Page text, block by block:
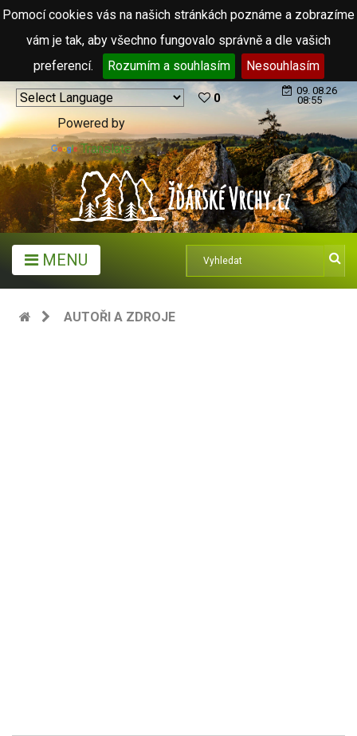
Pomocí cookies vás na našich stránkách poznáme a zobrazíme
vám je tak, aby všechno fungovalo správně a dle vašich
preferencí.
Rozumím a souhlasím Nesouhlasím
Powered by
Translate
0
09. 08.26
08:55
MENU
AUTOŘI A ZDROJE